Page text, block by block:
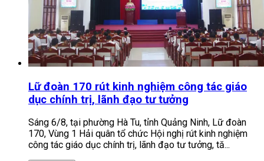
Lữ đoàn 170 rút kinh nghiệm công tác giáo
dục chính trị, lãnh đạo tư tưởng
Sáng 6/8, tại phường Hà Tu, tỉnh Quảng Ninh, Lữ đoàn
170, Vùng 1 Hải quân tổ chức Hội nghị rút kinh nghiệm
công tác giáo dục chính trị, lãnh đạo tư tưởng, tă...